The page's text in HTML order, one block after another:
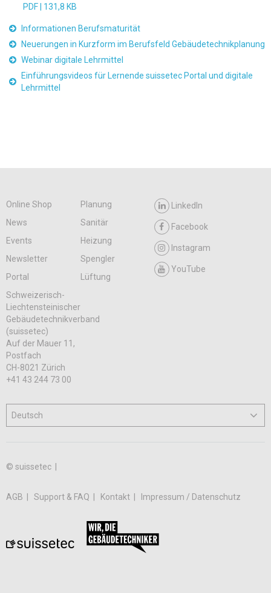
PDF | 131,8 KB
Informationen Berufsmaturität
Neuerungen in Kurzform im Berufsfeld Gebäudetechnikplanung
Webinar digitale Lehrmittel
Einführungsvideos für Lernende suissetec Portal und digitale
Lehrmittel
Online Shop
Planung
News
Sanitär
Events
Heizung
Newsletter
Spengler
Portal
Lüftung
LinkedIn
Facebook
Instagram
YouTube
Schweizerisch-
Liechtensteinischer
Gebäudetechnikverband
(suissetec)
Auf der Mauer 11,
Postfach
CH-8021 Zürich
+41 43 244 73 00
© suissetec |
AGB Support & FAQ Kontakt Impressum / Datenschutz